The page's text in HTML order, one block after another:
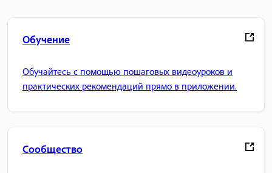
Обучение
Обучайтесь с помощью пошаговых видеоуроков и
практических рекомендаций прямо в приложении.
Сообщество